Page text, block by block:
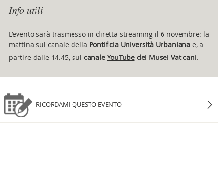
Info utili
L’evento sarà trasmesso in diretta streaming il 6 novembre: la
mattina sul canale della Pontificia Università Urbanianae, a
partire dalle 14.45, sul canale YouTubedei Musei Vaticani.
RICORDAMI QUESTO EVENTO